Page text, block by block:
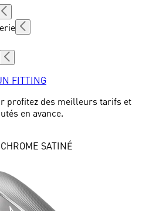
FITTING
profitez des meilleurs tarifs et
en avance.
SATINÉ